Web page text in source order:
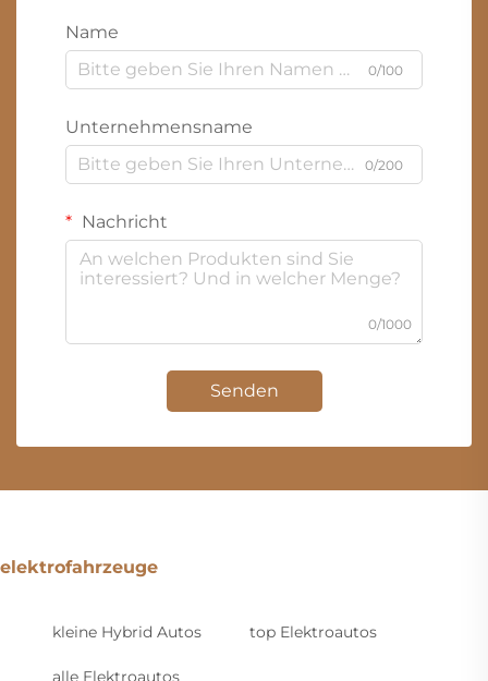
Name
0/100
Unternehmensname
0/200
Nachricht
0/1000
Senden
elektrofahrzeuge
kleine Hybrid Autos top Elektroautos
alle Elektroautos